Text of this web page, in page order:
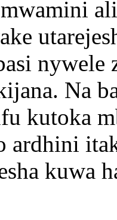
nywele
Na
kutoka
ardhini
kuwa